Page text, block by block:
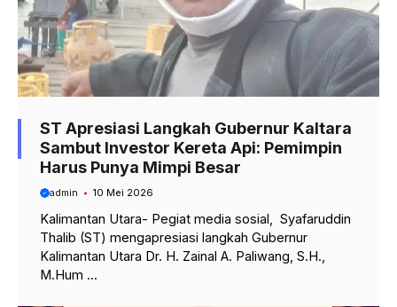
ST Apresiasi Langkah Gubernur Kaltara
Sambut Investor Kereta Api: Pemimpin
Harus Punya Mimpi Besar
admin 10 Mei 2026
Kalimantan Utara- Pegiat media sosial, Syafaruddin
Thalib (ST) mengapresiasi langkah Gubernur
Kalimantan Utara Dr. H. Zainal A. Paliwang, S.H.,
M.Hum ...